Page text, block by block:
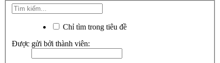
Chỉ tìm trong tiêu đề
Được gửi bởi thành viên: